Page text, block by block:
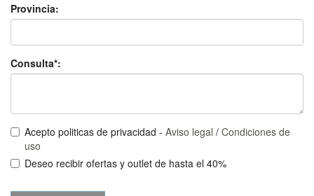
Provincia:
Consulta*:
Acepto politicas de privacidad - Aviso legal / Condiciones de
uso
Deseo recibir ofertas y outlet de hasta el 40%